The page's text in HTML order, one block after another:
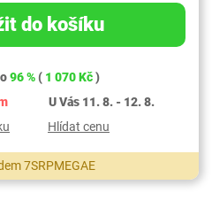
do košíku
96 % ( 1 070 Kč)
U Vás 11. 8. - 12. 8.
Hlídat cenu
7SRPMEGAE